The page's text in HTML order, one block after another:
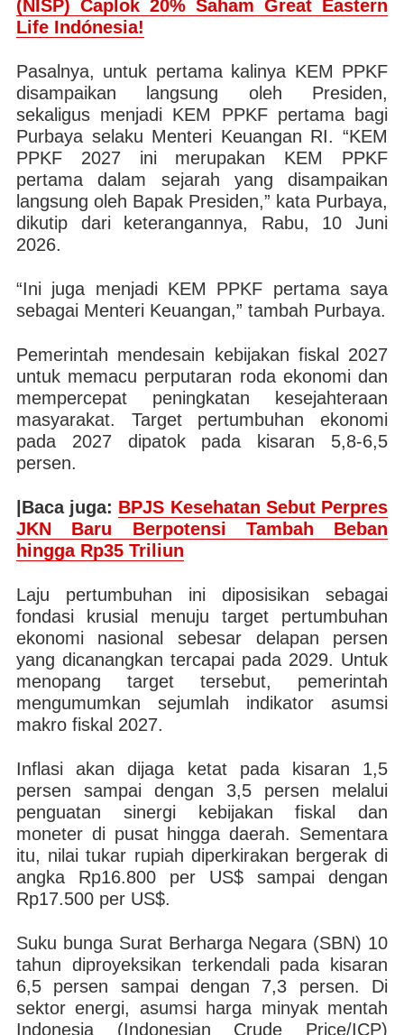
(NISP) Caplok 20% Saham Great Eastern
Life Indónesia!
Pasalnya, untuk pertama kalinya KEM PPKF
disampaikan langsung oleh Presiden,
sekaligus menjadi KEM PPKF pertama bagi
Purbaya selaku Menteri Keuangan RI. “KEM
PPKF 2027 ini merupakan KEM PPKF
pertama dalam sejarah yang disampaikan
langsung oleh Bapak Presiden,” kata Purbaya,
dikutip dari keterangannya, Rabu, 10 Juni
2026.
“Ini juga menjadi KEM PPKF pertama saya
sebagai Menteri Keuangan,” tambah Purbaya.
Pemerintah mendesain kebijakan fiskal 2027
untuk memacu perputaran roda ekonomi dan
mempercepat peningkatan kesejahteraan
masyarakat. Target pertumbuhan ekonomi
pada 2027 dipatok pada kisaran 5,8-6,5
persen.
|Baca juga: BPJS Kesehatan Sebut Perpres
JKN Baru Berpotensi Tambah Beban
hingga Rp35 Triliun
Laju pertumbuhan ini diposisikan sebagai
fondasi krusial menuju target pertumbuhan
ekonomi nasional sebesar delapan persen
yang dicanangkan tercapai pada 2029. Untuk
menopang target tersebut, pemerintah
mengumumkan sejumlah indikator asumsi
makro fiskal 2027.
Inflasi akan dijaga ketat pada kisaran 1,5
persen sampai dengan 3,5 persen melalui
penguatan sinergi kebijakan fiskal dan
moneter di pusat hingga daerah. Sementara
itu, nilai tukar rupiah diperkirakan bergerak di
angka Rp16.800 per US$ sampai dengan
Rp17.500 per US$.
Suku bunga Surat Berharga Negara (SBN) 10
tahun diproyeksikan terkendali pada kisaran
6,5 persen sampai dengan 7,3 persen. Di
sektor energi, asumsi harga minyak mentah
Indonesia (Indonesian Crude Price/ICP)